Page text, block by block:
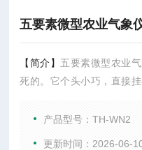
五要素微型农业气象
【简介】 五要素微型农业
死的。它个头小巧，直接
度，还能测光照和二氧化
产品型号：TH-WN2
更新时间：2026-06-